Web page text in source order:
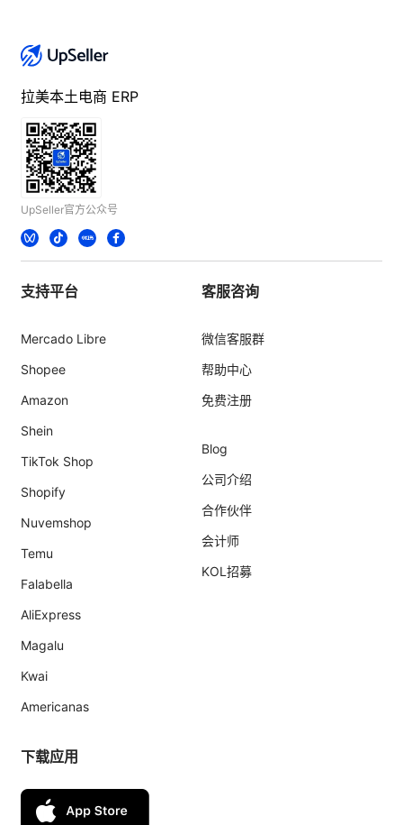
拉美本土电商 ERP
UpSeller官方公众号
支持平台
Mercado Libre
Shopee
Amazon
Shein
TikTok Shop
Shopify
Nuvemshop
Temu
Falabella
AliExpress
Magalu
Kwai
Americanas
客服咨询
微信客服群
帮助中心
免费注册
Blog
公司介绍
合作伙伴
会计师
KOL招募
下载应用